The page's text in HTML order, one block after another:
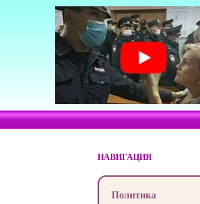
НАВИГАЦИЯ
Политика